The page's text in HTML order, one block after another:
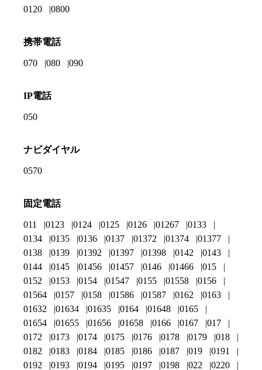
0120 0800
携帯電話
070 080 090
IP電話
050
ナビダイヤル
0570
固定電話
011 0123 0124 0125 0126 01267
0133
0134
0135 0136 0137 01372 01374
01377
0138
0139 01392 01397 01398 0142
0143
0144
0145 01456 01457 0146 01466
015
0152
0153 0154 01547 0155 01558
0156
01564
0157 0158 01586 01587 0162
0163
01632
01634 01635 0164 01648
0165
01654
01655 01656 01658 0166 0167
017
0172
0173 0174 0175 0176 0178 0179
018
0182
0183 0184 0185 0186 0187 019
0191
0192
0193 0194 0195 0197 0198 022 0220